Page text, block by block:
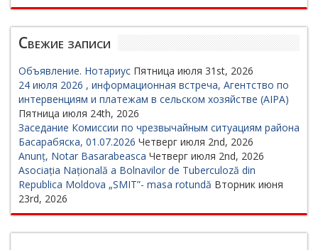
Свежие записи
Объявление. Нотариус Пятница июля 31st, 2026
24 июля 2026 , информационная встреча, Агентство по
интервенциям и платежам в сельском хозяйстве (AIPA)
Пятница июля 24th, 2026
Заседание Комиссии по чрезвычайным ситуациям района
Басарабяска, 01.07.2026 Четверг июля 2nd, 2026
Anunț, Notar Basarabeasca Четверг июля 2nd, 2026
Asociația Națională a Bolnavilor de Tuberculoză din
Republica Moldova „SMIT”- masa rotundă Вторник июня
23rd, 2026